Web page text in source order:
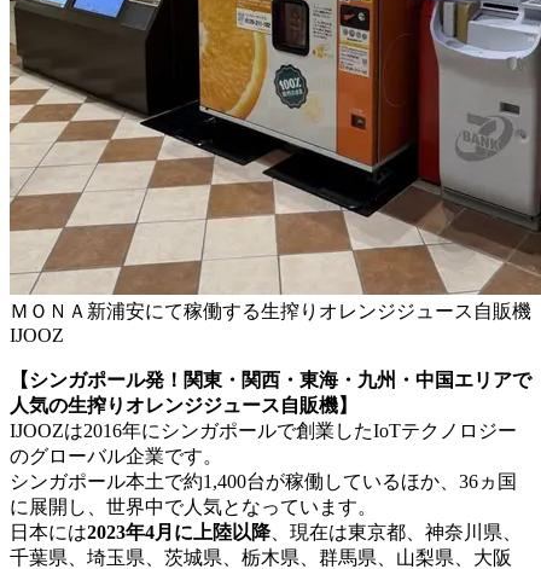
ＭＯＮＡ新浦安にて稼働する生搾りオレンジジュース自販機
IJOOZ
【シンガポール発！関東・関西・東海・九州・中国エリアで
人気の生搾りオレンジジュース自販機】
IJOOZは2016年にシンガポールで創業したIoTテクノロジー
のグローバル企業です。
シンガポール本土で約1,400台が稼働しているほか、36ヵ国
に展開し、世界中で人気となっています。
日本には2023年4月に上陸以降、現在は東京都、神奈川県、
千葉県、埼玉県、茨城県、栃木県、群馬県、山梨県、大阪